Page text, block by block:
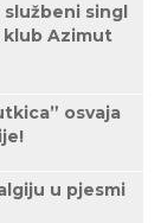
singl
klub Azimut
osvaja
u pjesmi